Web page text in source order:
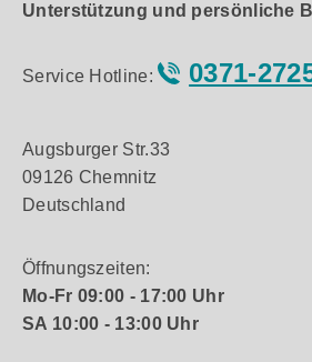
Unterstützung und persönliche
Service Hotline: 0371-
Augsburger Str.33
09126 Chemnitz
Deutschland
Öffnungszeiten:
Mo-Fr 09:00 - 17:00 Uhr
SA 10:00 - 13:00 Uhr